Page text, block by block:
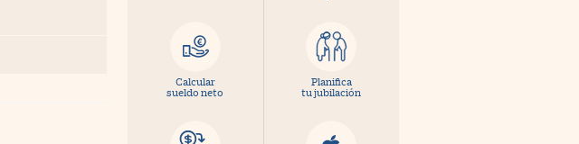
Calcular
sueldo neto
Planifica
tu jubilación